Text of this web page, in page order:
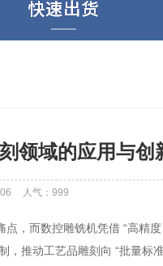
领域的应用与创
人气： 999
而数控雕铣机凭借 “高精
推动工艺品雕刻向 “批量标